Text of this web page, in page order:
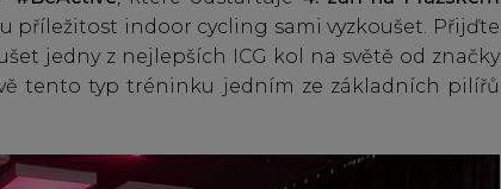
příležitost indoor cycling sami vyzkoušet. Přijďte
jedny z nejlepších ICG kol na světě od značky
tento typ tréninku jedním ze základních pilířů